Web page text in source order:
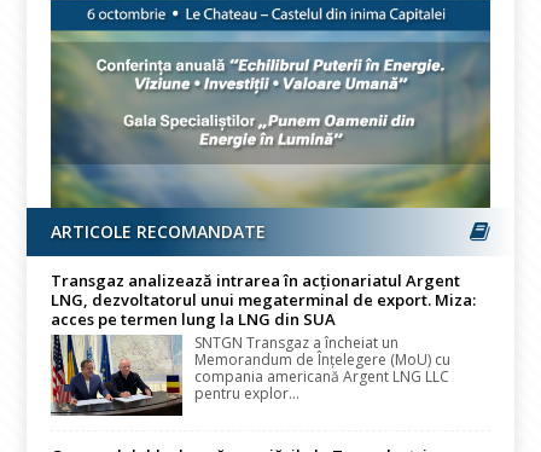
ARTICOLE RECOMANDATE
Transgaz analizează intrarea în acționariatul Argent
LNG, dezvoltatorul unui megaterminal de export. Miza:
acces pe termen lung la LNG din SUA
SNTGN Transgaz a încheiat un
Memorandum de Înțelegere (MoU) cu
compania americană Argent LNG LLC
pentru explor...